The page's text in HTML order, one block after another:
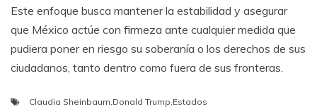
Este enfoque busca mantener la estabilidad y asegurar
que México actúe con firmeza ante cualquier medida que
pudiera poner en riesgo su soberanía o los derechos de sus
ciudadanos, tanto dentro como fuera de sus fronteras.
Claudia Sheinbaum Donald Trump Estados